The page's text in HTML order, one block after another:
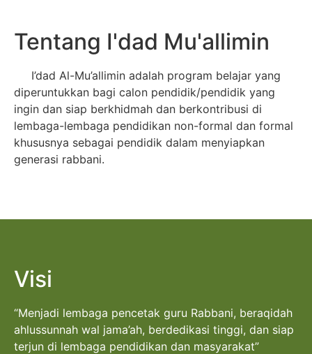
Tentang I'dad Mu'allimin
I’dad Al-Mu’allimin adalah program belajar yang
diperuntukkan bagi calon pendidik/pendidik yang
ingin dan siap berkhidmah dan berkontribusi di
lembaga-lembaga pendidikan non-formal dan formal
khususnya sebagai pendidik dalam menyiapkan
generasi rabbani.
Visi
“Menjadi lembaga pencetak guru Rabbani, beraqidah
ahlussunnah wal jama’ah, berdedikasi tinggi, dan siap
terjun di lembaga pendidikan dan masyarakat”